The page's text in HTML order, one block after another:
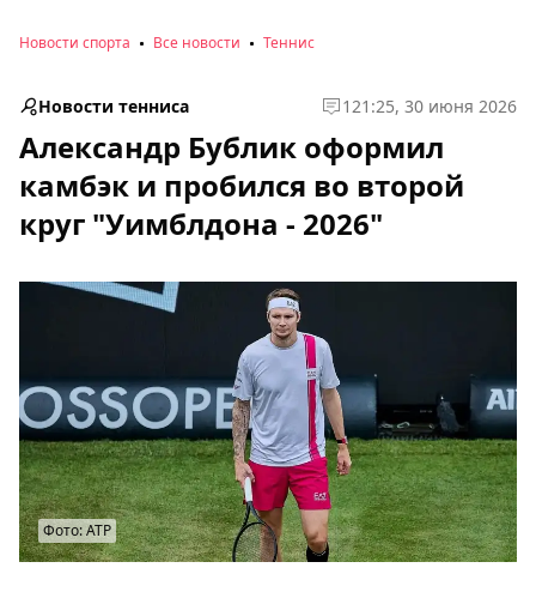
Новости спорта Все новости Теннис
Новости тенниса 121:25, 30 июня 2026
Александр Бублик оформил
камбэк и пробился во второй
круг "Уимблдона - 2026"
Фото: ATP